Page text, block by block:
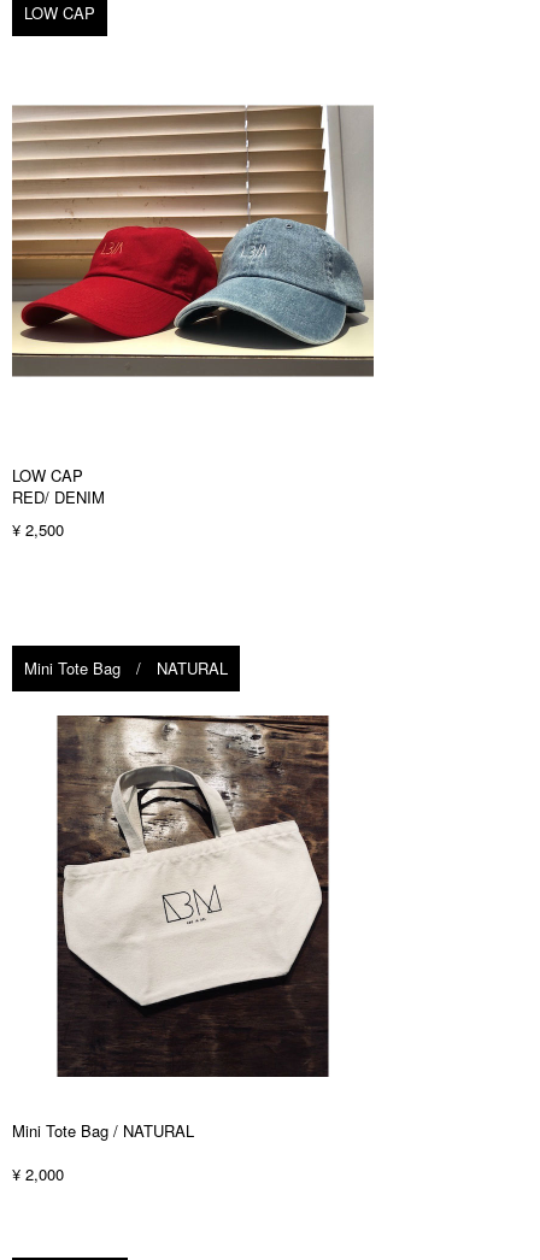
LOW CAP
LOW CAP
RED/ DENIM
¥ 2,500
Mini Tote Bag / NATURAL
Mini Tote Bag / NATURAL
¥ 2,000